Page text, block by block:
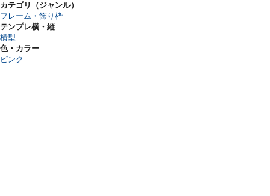
カテゴリ（ジャンル）
フレーム・飾り枠
テンプレ横・縦
横型
色・カラー
ピンク